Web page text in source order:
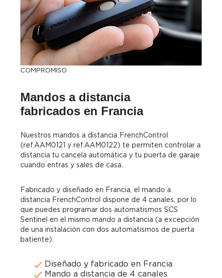
COMPROMISO
Mandos a distancia
fabricados en Francia
Nuestros mandos a distancia FrenchControl
(ref.AAM0121 y ref.AAM0122) te permiten controlar a
distancia tu cancela automática y tu puerta de garaje
cuando entras y sales de casa.
Fabricado y diseñado en Francia, el mando a
distancia FrenchControl dispone de 4 canales, por lo
que puedes programar dos automatismos SCS
Sentinel en el mismo mando a distancia (a excepción
de una instalación con dos automatismos de puerta
batiente).
Diseñado y fabricado en Francia
Mando a distancia de 4 canales